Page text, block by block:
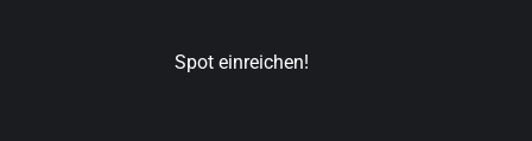
Spot einreichen!